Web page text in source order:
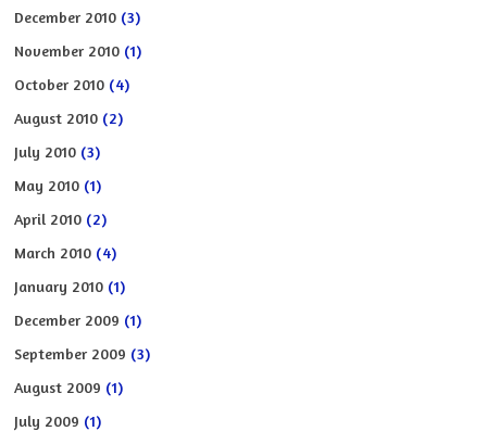
December 2010 (3)
November 2010 (1)
October 2010 (4)
August 2010 (2)
July 2010 (3)
May 2010 (1)
April 2010 (2)
March 2010 (4)
January 2010 (1)
December 2009 (1)
September 2009 (3)
August 2009 (1)
July 2009 (1)